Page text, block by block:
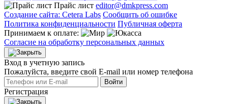
Прайс лист editor@dmkpress.com
Создание сайта: Cetera Labs Сообщить об ошибке
Политика конфиденциальности Публичная оферта
Принимаем к оплате:
Согласие на обработку персональных данных
Вход в учетную запись
Пожалуйста, введите свой E‑mail или номер телефона
Войти
Регистрация